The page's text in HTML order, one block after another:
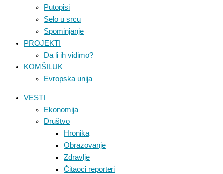
Putopisi
Selo u srcu
Spominjanje
PROJEKTI
Da li ih vidimo?
KOMŠILUK
Evropska unija
VESTI
Ekonomija
Društvo
Hronika
Obrazovanje
Zdravlje
Čitaoci reporteri